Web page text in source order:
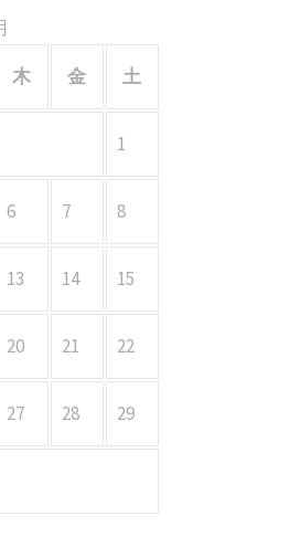
木 金 土
1
6 7 8
13 14 15
20 21 22
27 28 29